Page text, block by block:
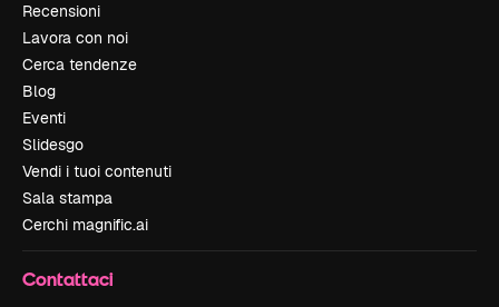
Recensioni
Lavora con noi
Cerca tendenze
Blog
Eventi
Slidesgo
Vendi i tuoi contenuti
Sala stampa
Cerchi magnific.ai
Contattaci